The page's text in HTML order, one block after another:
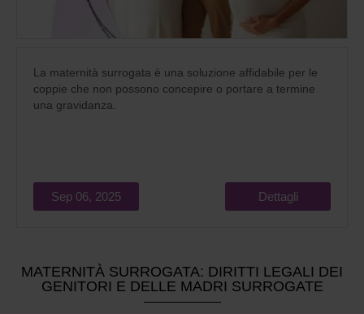
La maternità surrogata è una soluzione affidabile per le
coppie che non possono concepire o portare a termine
una gravidanza.
Sep 06, 2025 Dettagli
MATERNITÀ SURROGATA: DIRITTI LEGALI DEI
GENITORI E DELLE MADRI SURROGATE